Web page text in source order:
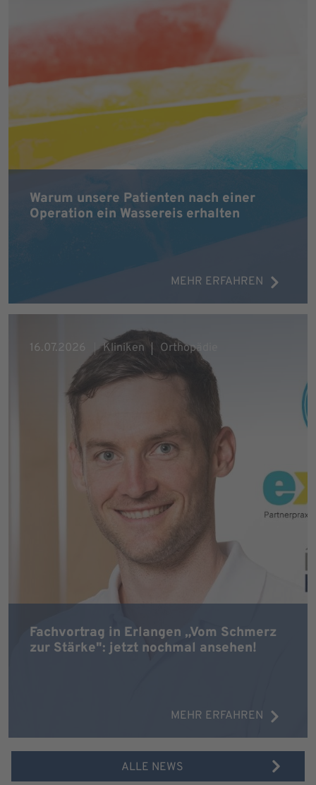
Warum unsere Patienten nach einer
Operation ein Wassereis erhalten
MEHR ERFAHREN
Fachvortrag in Erlangen „Vom Schmerz
zur Stärke": jetzt nochmal ansehen!
MEHR ERFAHREN
16.07.2026 Kliniken Orthopädie
ALLE NEWS